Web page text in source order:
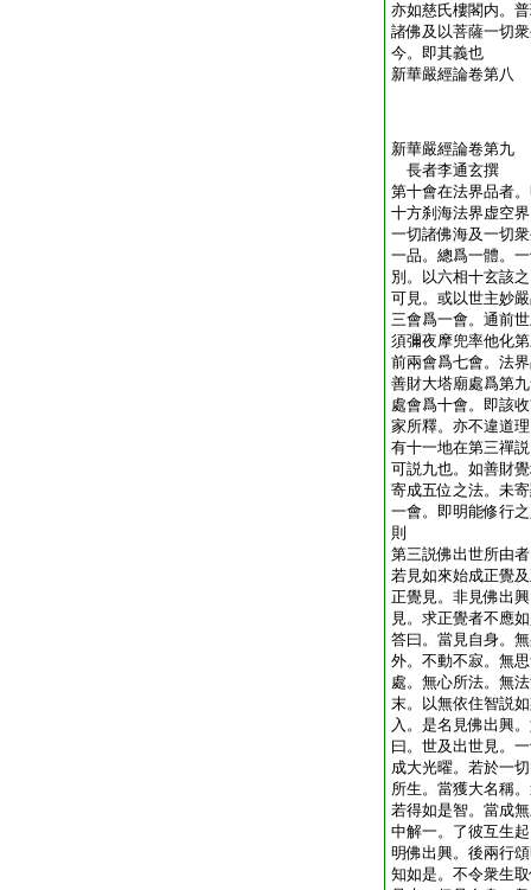
亦如慈氏樓閣内。
諸佛及以菩薩一切
今。即其義也
新華嚴經論卷第八
新華嚴經論卷第九
長者李通玄撰
第十會在法界品者
十方刹海法界虚空
一切諸佛海及一切
一品。總爲一體。
別。以六相十玄該
可見。或以世主妙
三會爲一會。通前
須彌夜摩兜率他化
前兩會爲七會。法
善財大塔廟處爲第
處會爲十會。即該
家所釋。亦不違道
有十一地在第三禪
可説九也。如善財
寄成五位之法。未
一會。即明能修行
則
第三説佛出世所由
若見如來始成正覺
正覺見。非見佛出
見。求正覺者不應
答曰。當見自身。
外。不動不寂。無
處。無心所法。無
末。以無依住智説
入。是名見佛出興
曰。世及出世見。
成大光曜。若於一
所生。當獲大名稱
若得如是智。當成
中解一。了彼互生
明佛出興。後兩行
知如是。不令衆生